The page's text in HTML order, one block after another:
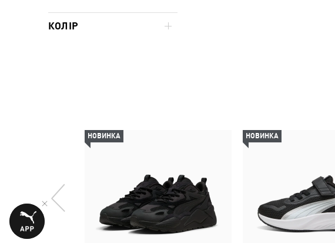
КОЛІР
НОВИНКА НОВИНКА